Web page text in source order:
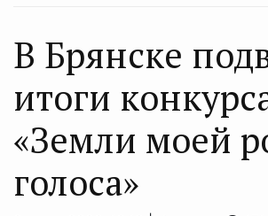
В Брянске
итоги
«Земли моей
голоса»